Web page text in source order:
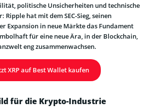
politische Unsicherheiten und technische
Ripple hat mit dem SEC-Sieg, seinen
Expansion in neue Märkte das Fundament
für eine neue Ära, in der Blockchain,
eng zusammenwachsen.
XRP auf Best Wallet kaufen
für die Krypto-Industrie